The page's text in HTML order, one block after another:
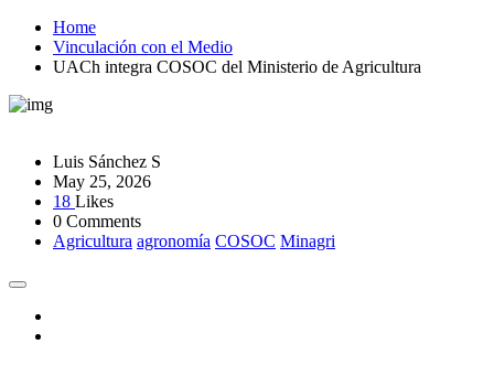
Home
Vinculación con el Medio
UACh integra COSOC del Ministerio de Agricultura
Luis Sánchez S
May 25, 2026
18 Likes
0 Comments
Agricultura agronomía COSOC Minagri